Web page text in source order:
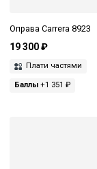
Оправа Carrera 8923
19 300 ₽
Плати частями
Баллы +1 351 ₽